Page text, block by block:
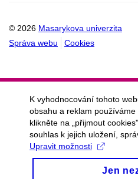
© 2026 Masarykova univerzita
Správa webu
Cookies
K vyhodnocování tohoto
obsahu a reklam
klikněte na „přijmout
souhlas k jejich uložení,
Upravit možnosti
Jen